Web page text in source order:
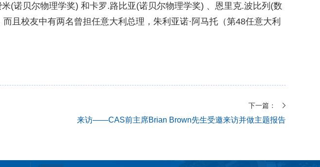
(诺贝尔物理学奖) 和卡罗.路比亚(诺贝尔物理学奖) 、恩里克.波比列(数
且校友中有两名曾担任意大利总理，朱利亚诺·阿马托（第48任意大利
下一篇：
来访——CAS前主席Brian Brown先生受邀来访并做主题报告